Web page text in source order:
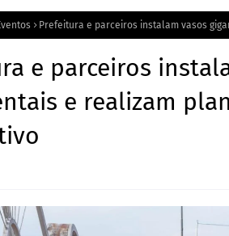
Prefeitura e parceiros instalam vasos
e parceiros
e realizam